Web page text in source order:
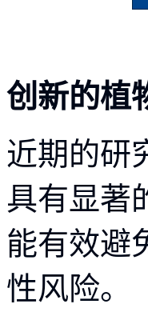
创新的植
近期的研
具有显著
能有效避
性风险。